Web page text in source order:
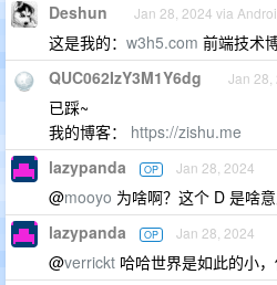
Deshun Jan 28, 2024 via
这是我的： w3h5.com 前端技术
QUC062IzY3M1Y6dg Jan 28,
已踩~
我的博客： https://zishu.me
lazypanda OP Jan 28, 2024
@mooyo 为啥啊？这个 D 是啥意
lazypanda OP Jan 28, 2024
@verrickt 哈哈世界是如此的小